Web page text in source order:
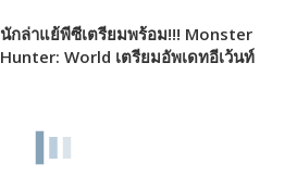
นักล่าแย้พีซีเตรียมพร้อม!!! Monster
Hunter: World เตรียมอัพเดทอีเว้นท์